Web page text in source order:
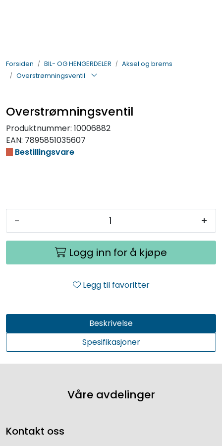
Forsiden BIL- OG HENGERDELER
Aksel og brems
Overstrømningsventil
Overstrømningsventil
Produktnummer: 10006882
EAN: 7895851035607
Bestillingsvare
- +
Logg inn for å kjøpe
Legg til favoritter
Beskrivelse
Spesifikasjoner
Våre avdelinger
Kontakt oss
ELEKTRISK
PÅBYGG OG CHASSIS
SIKKERHET